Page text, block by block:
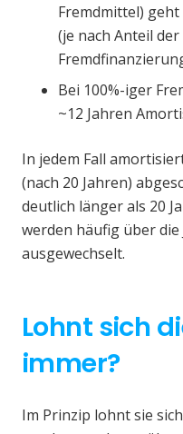
Fremdmittel) geht
(je nach Anteil
Bei 100%-iger
~12 Jahren
In jedem Fall
(nach 20 Jahren)
deutlich länger als 20
werden häufig über
ausgewechselt.
Lohnt sich
immer?
Im Prinzip lohnt sie